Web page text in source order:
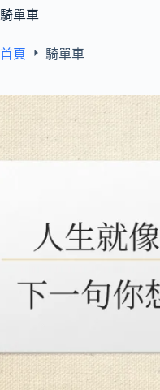
騎單車
首頁 騎單車